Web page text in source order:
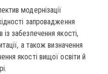
модернізації
запровадження
забезпечення якості,
а також визначення
якості вищої освіти й